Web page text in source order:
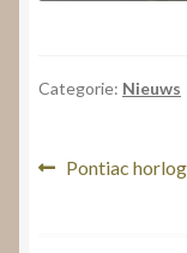
Categorie: Nieuws
Bericht
Vorig
Pontiac